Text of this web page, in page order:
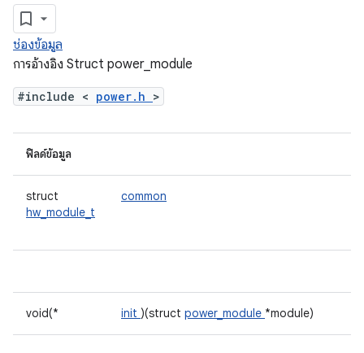
ช่องข้อมูล
การอ้างอิง Struct power_module
#include < power.h >
ฟิลด์ข้อมูล
struct
hw_module_t
common
void(* init )(struct power_module *module)